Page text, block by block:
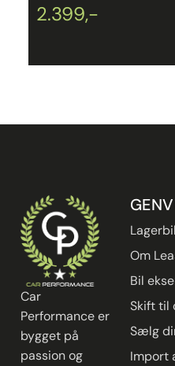
2.399,-
Car
Performance er
bygget på
passion og
Om
Bil
Skift til
Sælg
Import